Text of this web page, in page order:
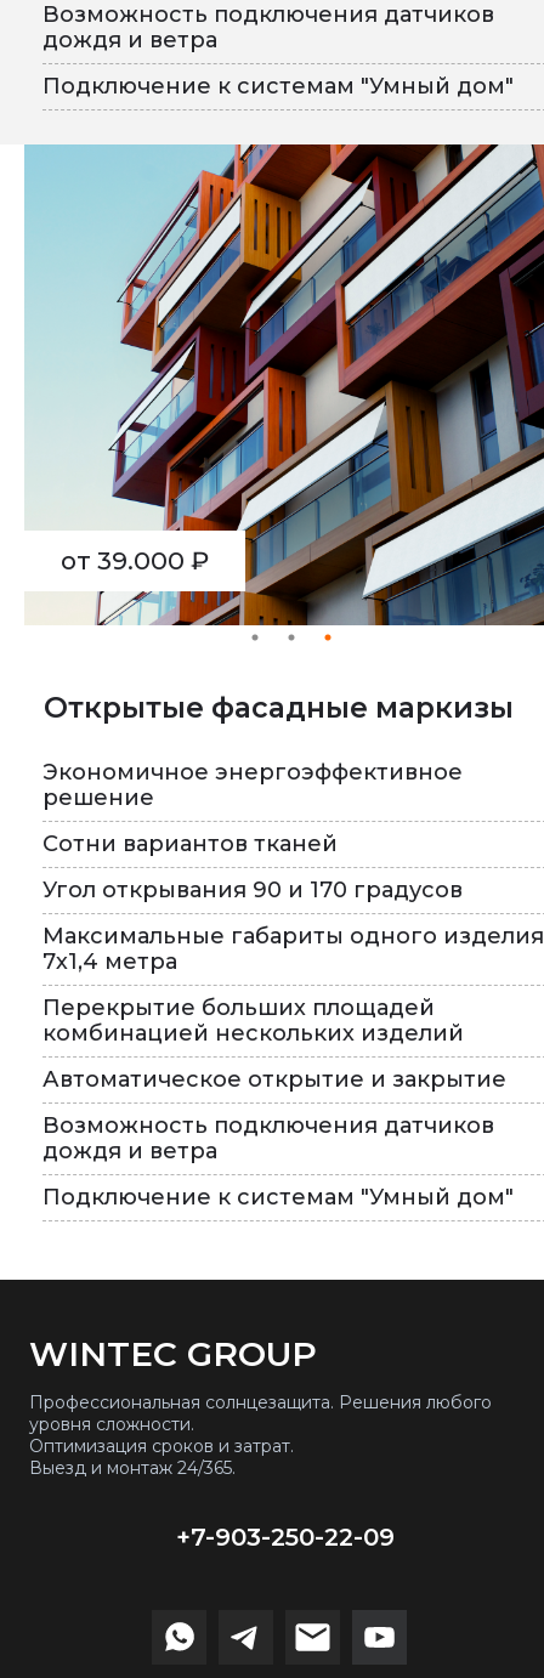
Возможность подключения датчиков
дождя и ветра
Подключение к системам "Умный дом"
Открытые фасадные маркизы
Экономичное энергоэффективное
решение
Сотни вариантов тканей
Угол открывания 90 и 170 градусов
Максимальные габариты одного изделия
7х1,4 метра
Перекрытие больших площадей
комбинацией нескольких изделий
Автоматическое открытие и закрытие
Возможность подключения датчиков
дождя и ветра
Подключение к системам "Умный дом"
от 39.000 ₽
WINTEC GROUP
Профессиональная солнцезащита. Решения любого
уровня сложности.
Оптимизация сроков и затрат.
Выезд и монтаж 24/365.
+7-903-250-22-09